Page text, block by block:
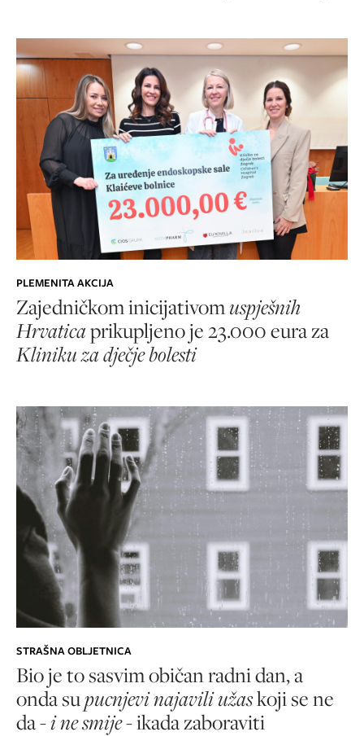
PLEMENITA AKCIJA
Zajedničkom inicijativomuspješnih
Hrvaticaprikupljeno je 23.000 eura za
Kliniku za dječje bolesti
STRAŠNA OBLJETNICA
Bio je to sasvim običan radni dan, a
onda supucnjevi najavili užaskoji se ne
da -i ne smije- ikada zaboraviti